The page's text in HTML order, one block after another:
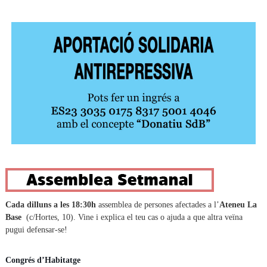
Cada dilluns a les 18:30h assemblea de persones afectades a l’Ateneu La
Base(c/Hortes, 10). Vine i explica el teu cas o ajuda a que altra veïna
pugui defensar-se!
Congrés d’Habitatge